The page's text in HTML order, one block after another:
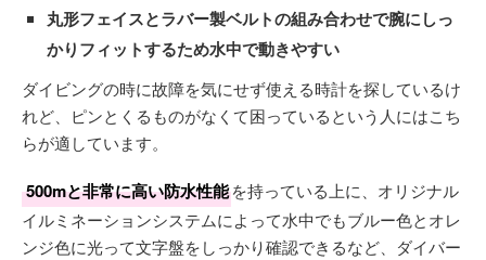
丸形フェイスとラバー製ベルトの組み合わせで腕にしっ
かりフィットするため水中で動きやすい
ダイビングの時に故障を気にせず使える時計を探しているけ
れど、ピンとくるものがなくて困っているという人にはこち
らが適しています。
500mと非常に高い防水性能を持っている上に、オリジナル
イルミネーションシステムによって水中でもブルー色とオレ
ンジ色に光って文字盤をしっかり確認できるなど、ダイバー